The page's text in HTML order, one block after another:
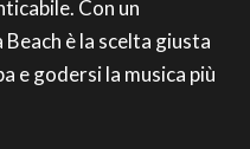
Con un
è la scelta giusta
e godersi la musica più